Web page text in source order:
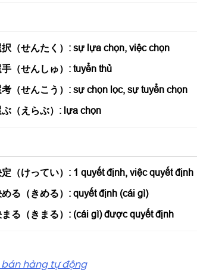
択（せんたく）: sự lựa chọn, việc chọn
（せんしゅ）: tuyển thủ
考（せんこう）: sự chọn lọc, sự tuyển chọn
ぶ（えらぶ）: lựa chọn
（けってい）: 1 quyết định, việc quyết định
る（きめる）: quyết định (cái gì)
まる（きまる）: (cái gì) được quyết định
bán hàng tự động